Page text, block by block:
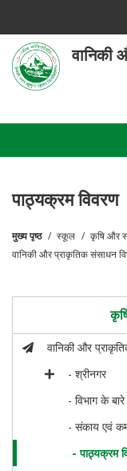
main
content
वानिकी
हेमवती
एक
पाठ्यक्रम विवरण
पग
मुख्य पृष्ठ स्कूल
कृषि और
वानिकी और प्राकृतिक संसाधन
वानिकी और
- श्रीनगर
- विभाग के
- संकाय एवं
- पाठ्यक्रम